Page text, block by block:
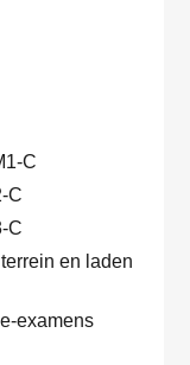
C
C
C
en laden
examens